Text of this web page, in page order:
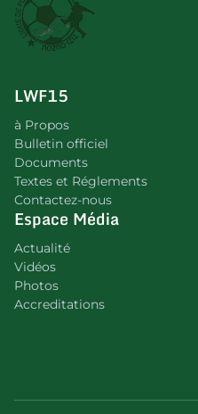
LWF15
à Propos
Bulletin officiel
Documents
Textes et Réglements
Contactez-nous
Espace Média
Actualité
Vidéos
Photos
Accreditations